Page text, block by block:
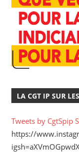
LA CGT IP SUR
Tweets by CgtSpip
https://